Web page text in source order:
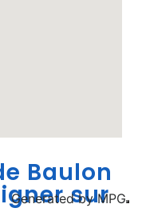
Baulon
sur
Generated byMPG